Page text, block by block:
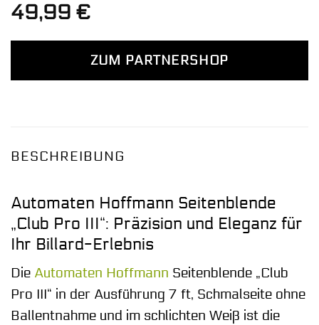
49,99 €
ZUM PARTNERSHOP
BESCHREIBUNG
Automaten Hoffmann Seitenblende
„Club Pro III“: Präzision und Eleganz für
Ihr Billard-Erlebnis
Die Automaten Hoffmann Seitenblende „Club
Pro III“ in der Ausführung 7 ft, Schmalseite ohne
Ballentnahme und im schlichten Weiß ist die